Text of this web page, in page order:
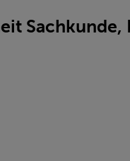
Sachkunde,